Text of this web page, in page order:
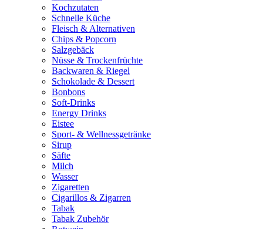
Kochzutaten
Schnelle Küche
Fleisch & Alternativen
Chips & Popcorn
Salzgebäck
Nüsse & Trockenfrüchte
Backwaren & Riegel
Schokolade & Dessert
Bonbons
Soft-Drinks
Energy Drinks
Eistee
Sport- & Wellnessgetränke
Sirup
Säfte
Milch
Wasser
Zigaretten
Cigarillos & Zigarren
Tabak
Tabak Zubehör